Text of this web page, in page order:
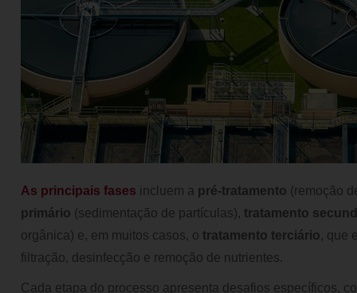
As principais fases incluem a pré-tratamento (remoção
primário (sedimentação de partículas), tratamento
orgânica) e, em muitos casos, o tratamento terciário, que
filtração, desinfecção e remoção de nutrientes.
Cada etapa do processo apresenta desafios específicos,